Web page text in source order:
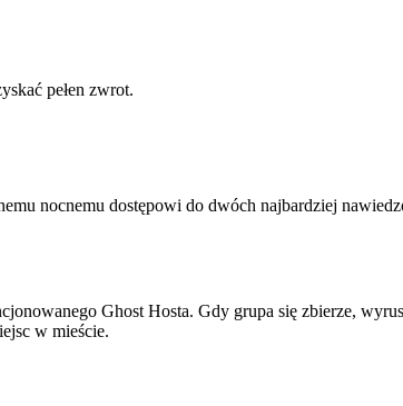
pełen zwrot.
nocnemu dostępowi do dwóch najbardziej
Ghost Hosta. Gdy grupa się zbierze,
w mieście.